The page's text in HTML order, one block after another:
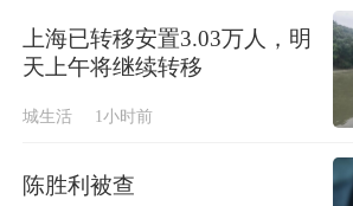
上海已转移安置3.03万人，明
天上午将继续转移
城生活 1小时前
陈胜利被查